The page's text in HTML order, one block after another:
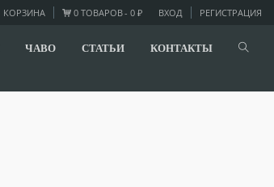
ВХОД РЕГИСТРАЦИЯ
КОРЗИНА 0 ТОВАРОВ 0 ₽
ЧАВО СТАТЬИ КОНТАКТЫ